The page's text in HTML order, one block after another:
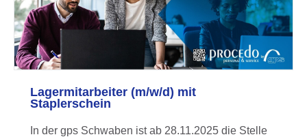
Lagermitarbeiter (m/w/d) mit
Staplerschein
In der gps Schwaben ist ab 28.11.2025 die Stelle